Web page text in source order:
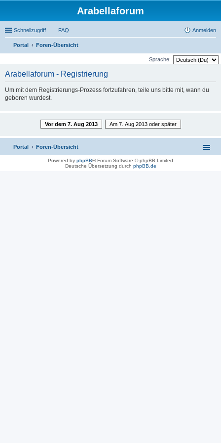
Arabellaforum
Schnellzugriff FAQ Anmelden
Portal
Foren-Übersicht
uc
Sprache:
Arabellaforum - Registrierung
Um mit dem Registrierungs-Prozess fortzufahren, teile uns bitte mit, wann du
geboren wurdest.
Vor dem 7. Aug 2013 Am 7. Aug 2013 oder später
Portal Foren-Übersicht
Powered by phpBB® Forum Software © phpBB Limited
Deutsche Übersetzung durch phpBB.de